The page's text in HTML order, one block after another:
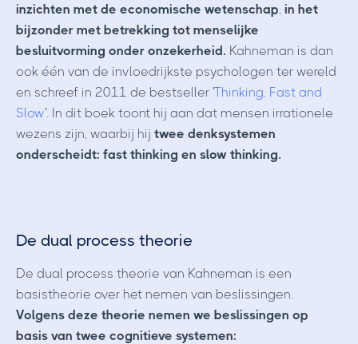
inzichten met de economische wetenschap in het
bijzonder met betrekking tot menselijke
besluitvorming onder onzekerheid. Kahneman is dan
ook één van de invloedrijkste psychologen ter wereld
en schreef in 2011 de bestseller 'Thinking, Fast and
Slow'. In dit boek toont hij aan dat mensen irrationele
wezens zijn, waarbij hij twee denksystemen
onderscheidt: fast thinking en slow thinking.
De dual process theorie
De dual process theorie van Kahneman is een
basistheorie over het nemen van beslissingen.
Volgens deze theorie nemen we beslissingen op
basis van twee cognitieve systemen: